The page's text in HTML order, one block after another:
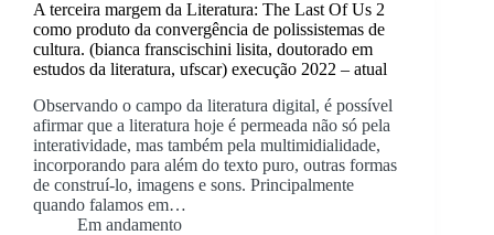
A terceira margem da Literatura: The Last Of Us 2
como produto da convergência de polissistemas de
cultura. (bianca franscischini lisita, doutorado em
estudos da literatura, ufscar) execução 2022 – atual
Observando o campo da literatura digital, é possível
afirmar que a literatura hoje é permeada não só pela
interatividade, mas também pela multimidialidade,
incorporando para além do texto puro, outras formas
de construí-lo, imagens e sons. Principalmente
quando falamos em…
Em andamento